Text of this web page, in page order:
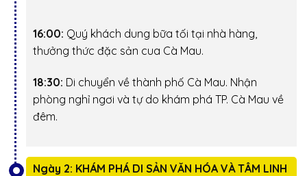
16:00: Quý khách dung bữa tối tại nhà hàng,
thưởng thức đặc sản cua Cà Mau.
18:30: Di chuyển về thành phố Cà Mau. Nhận
phòng nghỉ ngơi và tự do khám phá TP. Cà Mau về
đêm.
Ngày 2: KHÁM PHÁ DI SẢN VĂN HÓA VÀ TÂM LINH